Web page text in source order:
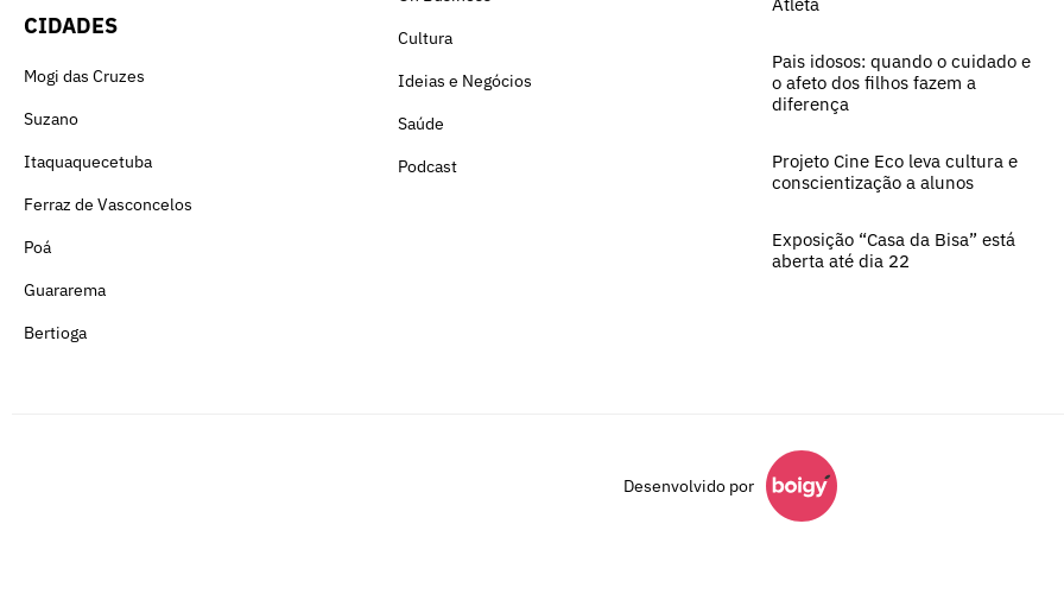
CIDADES
Mogi das Cruzes
Suzano
Itaquaquecetuba
Ferraz de Vasconcelos
Poá
Guararema
Bertioga
Cultura
Ideias e Negócios
Saúde
Podcast
Pais idosos: quando o cuidado e
o afeto dos filhos fazem a
diferença
Projeto Cine Eco leva cultura e
conscientização a alunos
Exposição “Casa da Bisa” está
aberta até dia 22
Desenvolvido por